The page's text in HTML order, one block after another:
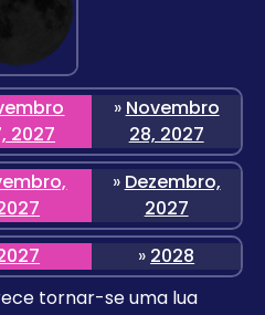
2027
» Novembro
28, 2027
» Dezembro,
2027
» 2028
tornar-se uma lua